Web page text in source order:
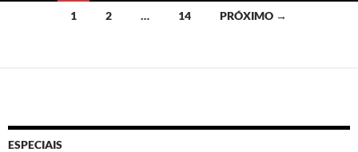
Navegação
posts
1 2 … 14 PRÓXIMO →
ESPECIAIS